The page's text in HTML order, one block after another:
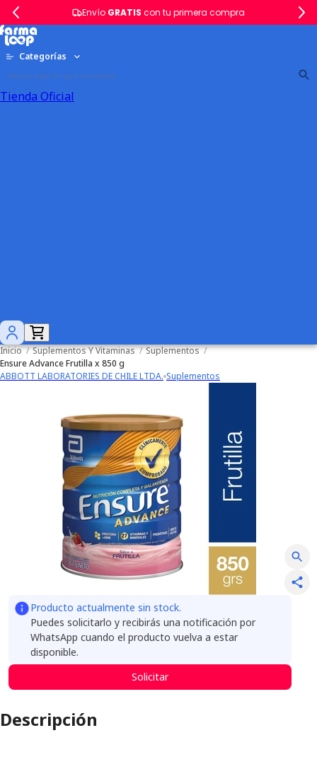
Envío GRATIS con tu primera compra
Categorías
Tienda Oficial
Inicio / Suplementos Y Vitaminas / Suplementos /
Ensure Advance Frutilla x 850 g
ABBOTT LABORATORIES DE CHILE LTDA. Suplementos
Producto actualmente sin stock.
Puedes solicitarlo y recibirás una notificación por
WhatsApp cuando el producto vuelva a estar
disponible.
Solicitar
Descripción